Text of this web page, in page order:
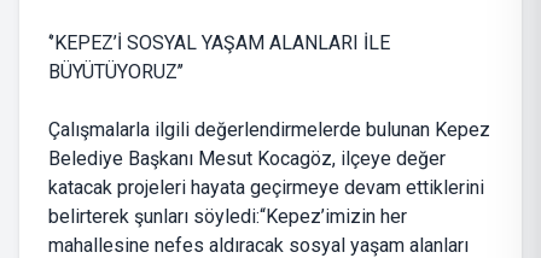
‘’KEPEZ’İ SOSYAL YAŞAM ALANLARI İLE
BÜYÜTÜYORUZ’’
Çalışmalarla ilgili değerlendirmelerde bulunan Kepez
Belediye Başkanı Mesut Kocagöz, ilçeye değer
katacak projeleri hayata geçirmeye devam ettiklerini
belirterek şunları söyledi:“Kepez’imizin her
mahallesine nefes aldıracak sosyal yaşam alanları